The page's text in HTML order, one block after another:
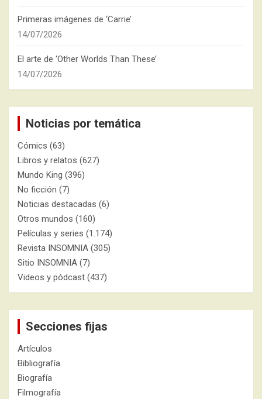
Primeras imágenes de ‘Carrie’
14/07/2026
El arte de ‘Other Worlds Than These’
14/07/2026
Noticias por temática
Cómics (63)
Libros y relatos (627)
Mundo King (396)
No ficción (7)
Noticias destacadas (6)
Otros mundos (160)
Películas y series (1.174)
Revista INSOMNIA (305)
Sitio INSOMNIA (7)
Videos y pódcast (437)
Secciones fijas
Artículos
Bibliografía
Biografía
Filmografía